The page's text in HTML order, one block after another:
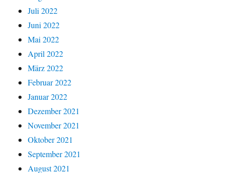
Juli 2022
Juni 2022
Mai 2022
April 2022
März 2022
Februar 2022
Januar 2022
Dezember 2021
November 2021
Oktober 2021
September 2021
August 2021